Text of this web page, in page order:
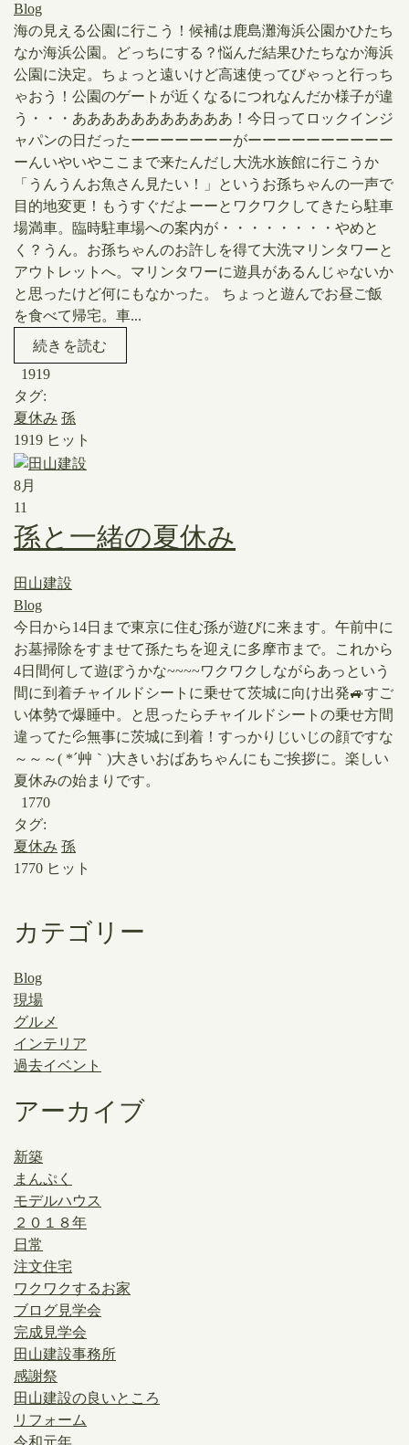
Blog
​海の見える公園に行こう！候補は鹿島灘海浜公園かひたち
なか海浜公園。どっちにする？悩んだ結果ひたちなか海浜
公園に決定。ちょっと遠いけど高速使ってびゃっと行っち
ゃおう！公園のゲートが近くなるにつれなんだか様子が違
う・・・あああああああああああ！今日ってロックインジ
ャパンの日だったーーーーーーーがーーーーーーーーーー
ーんいやいやここまで来たんだし大洗水族館に行こうか
「うんうんお魚さん見たい！」というお孫ちゃんの一声で
目的地変更！もうすぐだよーーとワクワクしてきたら駐車
場満車。臨時駐車場への案内が・・・・・・・・やめと
く？うん。お孫ちゃんのお許しを得て大洗マリンタワーと
アウトレットへ。マリンタワーに遊具があるんじゃないか
と思ったけど何にもなかった。 ちょっと遊んでお昼ご飯
を食べて帰宅。車...
続きを読む
1919
タグ:
夏休み 孫
1919 ヒット
8月
11
孫と一緒の夏休み
田山建設
Blog
​今日から14日まで東京に住む孫が遊びに来ます。午前中に
お墓掃除をすませて孫たちを迎えに多摩市まで。これから
4日間何して遊ぼうかな~~~~ワクワクしながらあっという
間に到着チャイルドシートに乗せて茨城に向け出発🚙すご
い体勢で爆睡中。と思ったらチャイルドシートの乗せ方間
違ってた💦​無事に茨城に到着！すっかりじいじの顔ですな
～～～( *´艸｀)大きいおばあちゃんにもご挨拶に。楽しい
夏休みの始まりです。
1770
タグ:
夏休み 孫
1770 ヒット
カテゴリー
Blog
現場
グルメ
インテリア
過去イベント
アーカイブ
新築
まんぷく
モデルハウス
２０１８年
日常
注文住宅
ワクワクするお家
ブログ見学会
完成見学会
田山建設事務所
感謝祭
田山建設の良いところ
リフォーム
令和元年